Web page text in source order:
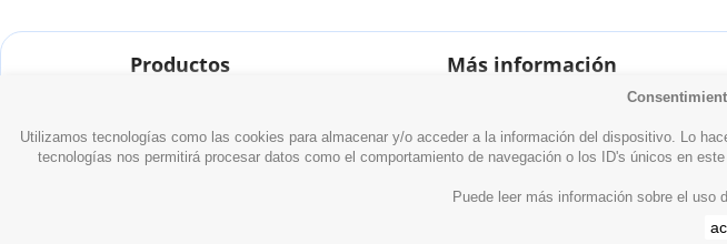
Productos
Los más vendidos
Más información
¿Se puede viajar con navaja?
Utilizamos tecnologías como las cookies para almacenar y/o acceder a la información del dispositivo. Lo
tecnologías nos permitirá procesar datos como el comportamiento de navegación o los ID's únicos en
Puede leer más información sobre el uso